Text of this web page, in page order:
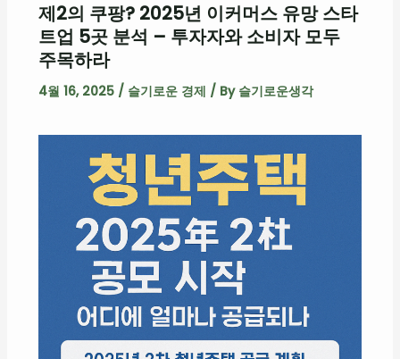
제2의 쿠팡? 2025년 이커머스 유망 스타
트업 5곳 분석 – 투자자와 소비자 모두
주목하라
4월 16, 2025 / 슬기로운 경제 / By 슬기로운생각